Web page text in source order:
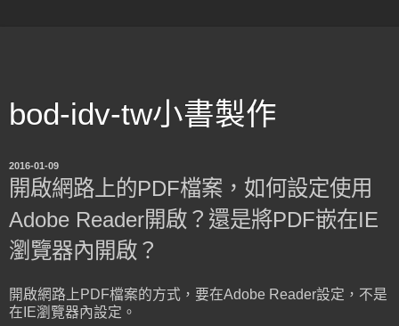
bod-idv-tw小書製作
2016-01-09
開啟網路上的PDF檔案，如何設定使用
Adobe Reader開啟？還是將PDF嵌在IE
瀏覽器內開啟？
開啟網路上PDF檔案的方式，要在Adobe Reader設定，不是
在IE瀏覽器內設定。